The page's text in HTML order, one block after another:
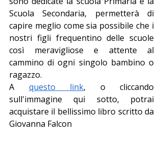
Scuola Secondaria, permetterà di
capire meglio come sia possibile che i
nostri figli frequentino delle scuole
così meravigliose e attente al
cammino di ogni singolo bambino o
ragazzo.
A questo link, o cliccando
sull'immagine qui sotto, potrai
acquistare il bellissimo libro scritto da
Giovanna Falcon